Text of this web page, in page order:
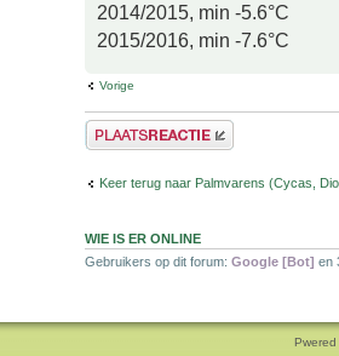
2014/2015, min -5.6°C
2015/2016, min -7.6°C
Vorige
Plaats een reactie
Keer terug naar Palmvarens (Cycas,
WIE IS ER ONLINE
Gebruikers op dit forum: Google [Bot] en